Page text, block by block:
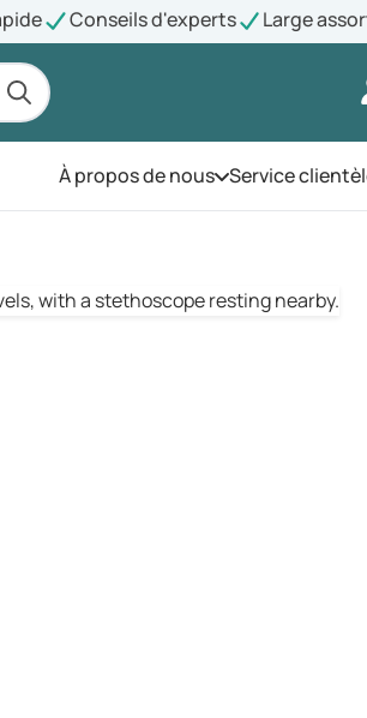
Conseils d'experts Large
À propos de nousOuvrez le menu
Service